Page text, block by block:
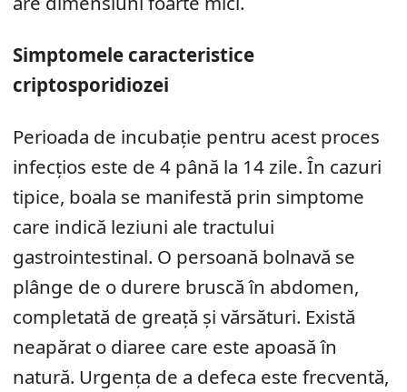
Simptomele caracteristice
criptosporidiozei
Perioada de incubație pentru acest proces
infecțios este de 4 până la 14 zile. În cazuri
tipice, boala se manifestă prin simptome
care indică leziuni ale tractului
gastrointestinal. O persoană bolnavă se
plânge de o durere bruscă în abdomen,
completată de greață și vărsături. Există
neapărat o diaree care este apoasă în
natură. Urgența de a defeca este frecventă,